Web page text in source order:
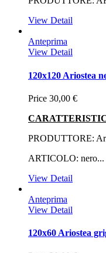
View Detail
Anteprima
View Detail
120x120 Ariostea
Price 30,00 €
PRODUTTORE:
ARTICOLO: nero...
View Detail
Anteprima
View Detail
120x60 Ariostea